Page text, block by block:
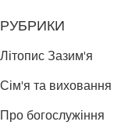
РУБРИКИ
Літопис Зазим'я
Сім'я та виховання
Про богослужіння